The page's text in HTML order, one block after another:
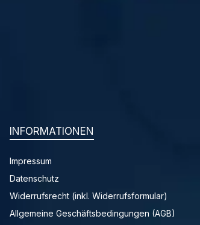
INFORMATIONEN
Impressum
Datenschutz
Widerrufsrecht (inkl. Widerrufsformular)
Allgemeine Geschäftsbedingungen (AGB)